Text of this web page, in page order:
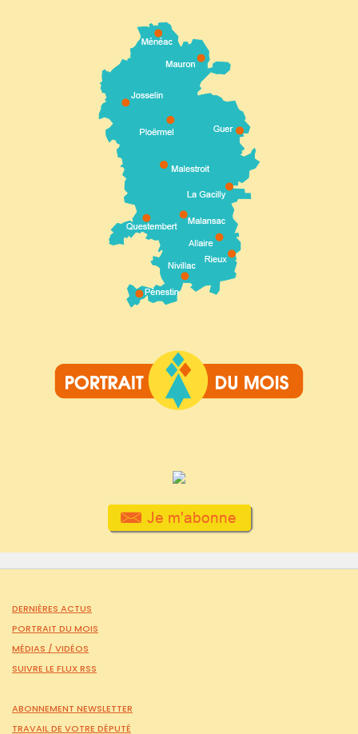
DERNIÈRES ACTUS
PORTRAIT DU MOIS
MÉDIAS / VIDÉOS
SUIVRE LE FLUX RSS
ABONNEMENT NEWSLETTER
TRAVAIL DE VOTRE DÉPUTÉ